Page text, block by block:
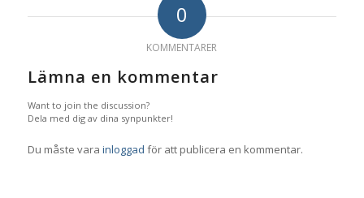
0
KOMMENTARER
Lämna en kommentar
Want to join the discussion?
Dela med dig av dina synpunkter!
Du måste vara inloggad för att publicera en kommentar.